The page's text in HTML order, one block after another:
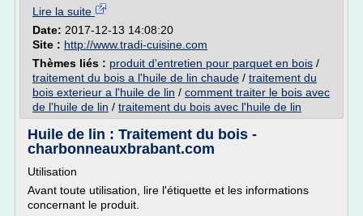
Lire la suite
Date: 2017-12-13 14:08:20
Site : http://www.tradi-cuisine.com
Thèmes liés : produit d'entretien pour parquet en bois /
traitement du bois a l'huile de lin chaude / traitement du
bois exterieur a l'huile de lin / comment traiter le bois avec
de l'huile de lin / traitement du bois avec l'huile de lin
Huile de lin : Traitement du bois -
charbonneauxbrabant.com
Utilisation
Avant toute utilisation, lire l'étiquette et les informations
concernant le produit.